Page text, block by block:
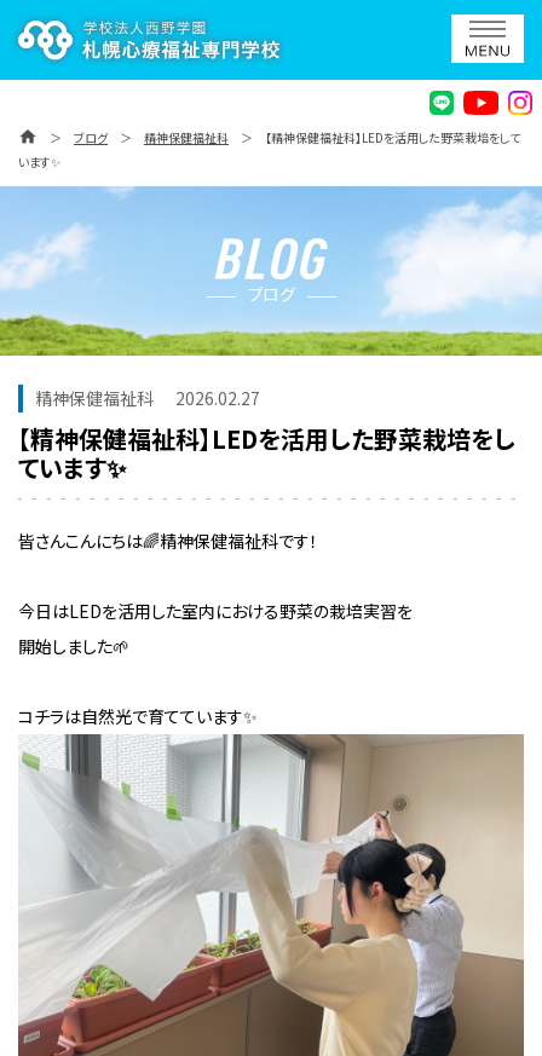
home ＞ ブログ＞ 精神保健福祉科 ＞
【精神保健福祉科】LEDを活用した野菜栽培をして
います✨
ブログ
精神保健福祉科 2026.02.27
【精神保健福祉科】LEDを活用した野菜栽培をし
ています✨
皆さんこんにちは🌈精神保健福祉科です！
今日はLEDを活用した室内における野菜の栽培実習を
開始しました🌱
コチラは自然光で育てています✨